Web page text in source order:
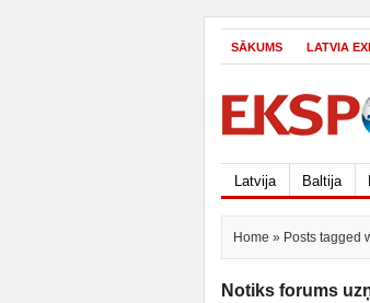
SĀKUMS LATVIA
Latvija Baltija
Home » Posts tagged
Notiks forums